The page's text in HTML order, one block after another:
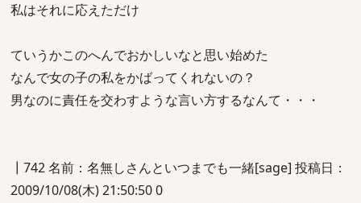
私はそれに応えただけ
ていうかこのへんでおかしいなと思い始めた
なんで女の子の私をかばってくれないの？
男なのに責任を交わすような言い方するなんて・・・
┃742 名前：名無しさんといつまでも一緒[sage] 投稿日：
2009/10/08(木) 21:50:50 0